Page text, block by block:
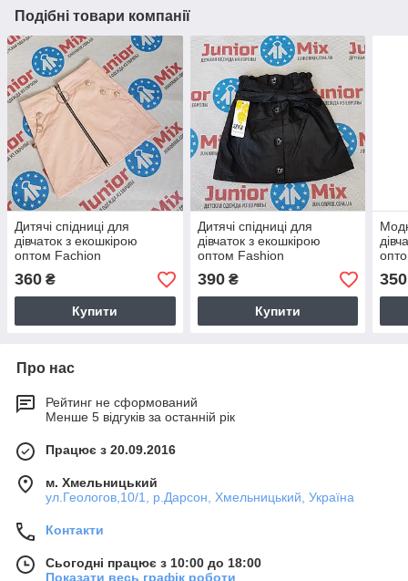
Подібні товари компанії
Дитячі спідниці для
дівчаток з екошкірою
оптом Fachion
360 ₴
Купити
Дитячі спідниці для
дівчаток з екошкірою
оптом Fashion
390₴
Купити
350
Про нас
Рейтинг не сформований
Менше 5 відгуків за останній рік
Працює з 20.09.2016
м. Хмельницький
ул.Геологов,10/1, р.Дарсон, Хмельницький, Україна
Контакти
Сьогодні працює з 10:00 до 18:00
Показати весь графік роботи